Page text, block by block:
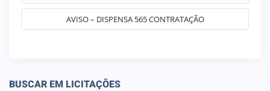
AVISO – DISPENSA 565 CONTRATAÇÃO
BUSCAR EM LICITAÇÕES